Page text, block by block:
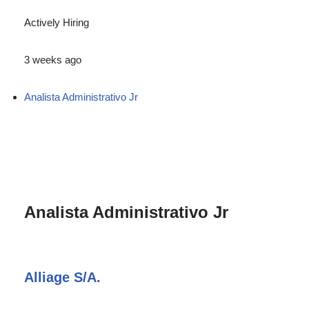
Actively Hiring
3 weeks ago
Analista Administrativo Jr
Analista Administrativo Jr
Alliage S/A.